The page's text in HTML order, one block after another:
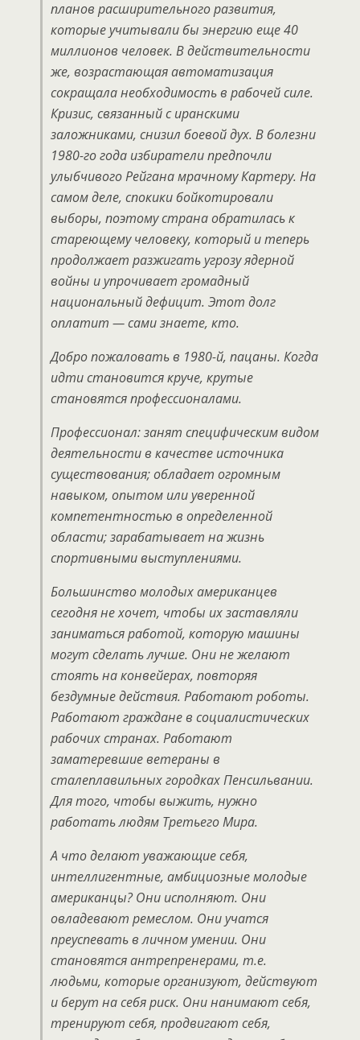
планов расширительного развития,
которые учитывали бы энергию еще 40
миллионов человек. В действительности
же, возрастающая автоматизация
сокращала необходимость в рабочей силе.
Кризис, связанный с иранскими
заложниками, снизил боевой дух. В болезни
1980-го года избиратели предпочли
улыбчивого Рейгана мрачному Картеру. На
самом деле, спокики бойкотировали
выборы, поэтому страна обратилась к
стареющему человеку, который и теперь
продолжает разжигать угрозу ядерной
войны и упрочивает громадный
национальный дефицит. Этот долг
оплатит — сами знаете, кто.
Добро пожаловать в 1980-й, пацаны. Когда
идти становится круче, крутые
становятся профессионалами.
Профессионал: занят специфическим видом
деятельности в качестве источника
существования; обладает огромным
навыком, опытом или уверенной
компетентностью в определенной
области; зарабатывает на жизнь
спортивными выступлениями.
Большинство молодых американцев
сегодня не хочет, чтобы их заставляли
заниматься работой, которую машины
могут сделать лучше. Они не желают
стоять на конвейерах, повторяя
бездумные действия. Работают роботы.
Работают граждане в социалистических
рабочих странах. Работают
заматеревшие ветераны в
сталеплавильных городках Пенсильвании.
Для того, чтобы выжить, нужно
работать людям Третьего Мира.
А что делают уважающие себя,
интеллигентные, амбициозные молодые
американцы? Они исполняют. Они
овладевают ремеслом. Они учатся
преуспевать в личном умении. Они
становятся антрепренерами, т.е.
людьми, которые организуют, действуют
и берут на себя риск. Они нанимают себя,
тренируют себя, продвигают себя,